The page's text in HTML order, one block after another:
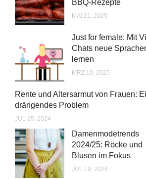
BBQ-Rezepte
MAI 21, 2025
Just for female: Mit
Chats neue
lernen
MRZ 10, 2025
Rente und Altersarmut von Frauen:
drängendes Problem
JUL 25, 2024
Damenmodetrends
2024/25: Röcke und
Blusen im Fokus
JUL 19, 2024